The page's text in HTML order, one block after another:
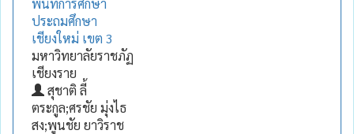
ประถมศึกษา
เชียงใหม่ เขต 3
มหาวิทยาลัยราชภัฏ
เชียงราย
สุชาติ ลี้
ตระกูล;ศรชัย มุ่งไธ
สง;พูนชัย ยาวิราช